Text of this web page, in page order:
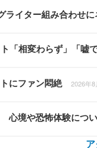
ライター組み合わせ
「相変わらず」「嘘
にファン悶絶 2026年
心境や恐怖体験につ